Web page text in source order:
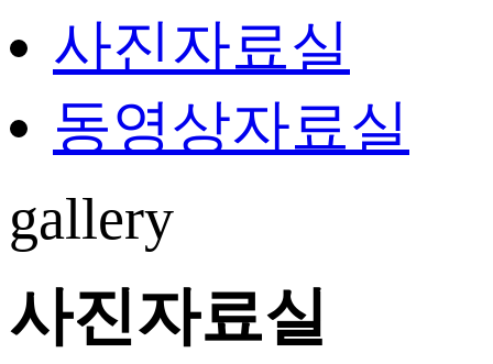
사진자료실
동영상자료실
gallery
사진자료실